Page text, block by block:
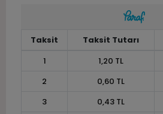
Taksit Taksit Tutarı
1
1,20 TL
2
0,60 TL
3
0,43 TL